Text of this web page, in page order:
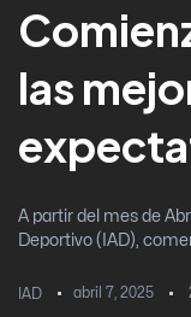
las
A partir del mes de
Deportivo (IAD),
IAD abril 7, 2025